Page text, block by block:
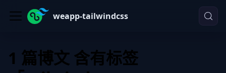
weapp-tailwindcss
1 篇博文 含有标签